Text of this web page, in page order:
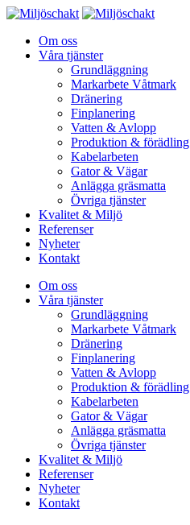
Om oss
Våra tjänster
Grundläggning
Markarbete Våtmark
Dränering
Finplanering
Vatten & Avlopp
Produktion & förädling
Kabelarbeten
Gator & Vägar
Anlägga gräsmatta
Övriga tjänster
Kvalitet & Miljö
Referenser
Nyheter
Kontakt
Om oss
Våra tjänster
Grundläggning
Markarbete Våtmark
Dränering
Finplanering
Vatten & Avlopp
Produktion & förädling
Kabelarbeten
Gator & Vägar
Anlägga gräsmatta
Övriga tjänster
Kvalitet & Miljö
Referenser
Nyheter
Kontakt